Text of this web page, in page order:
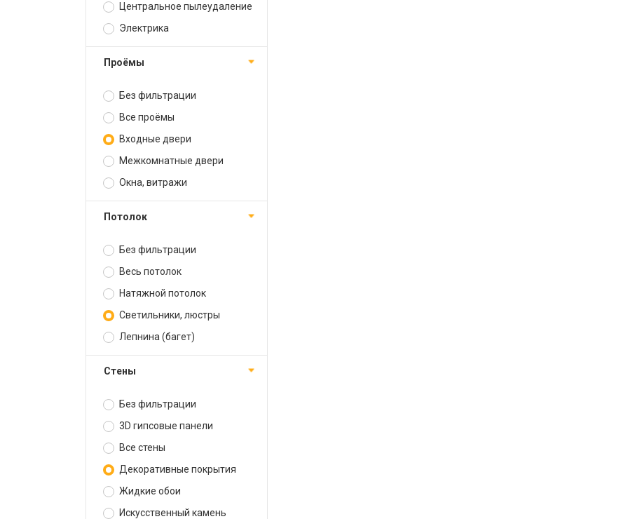
Центральное пылеудаление
Электрика
Проёмы
Без фильтрации
Все проёмы
Входные двери
Межкомнатные двери
Окна, витражи
Потолок
Без фильтрации
Весь потолок
Натяжной потолок
Светильники, люстры
Лепнина (багет)
Стены
Без фильтрации
3D гипсовые панели
Все стены
Декоративные покрытия
Жидкие обои
Искусственный камень